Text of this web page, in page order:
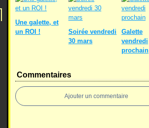
Une galette, et
un ROI !
Soirée vendredi
30 mars
Galette
vendredi
prochain
Commentaires
Ajouter un commentaire